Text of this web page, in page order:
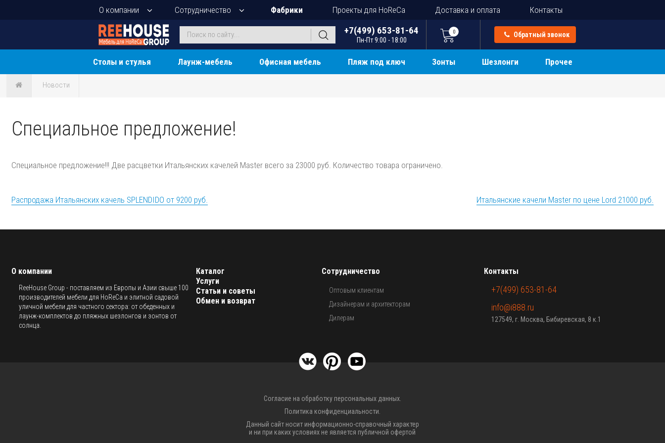
О компании Сотрудничество Фабрики Проекты для HoReCa Доставка и оплата Контакты
+7(499) 653-81-64
Пн-Пт 9:00 - 18:00
0 Обратный звонок
Столы и стулья Лаунж-мебель Офисная мебель Пляж под ключ Зонты Шезлонги Прочее
Новости
Специальное предложение!
Специальное предложение!!! Две расцветки Итальянских качелей Master всего за 23000 руб. Количество товара ограничено.
Распродажа Итальянских качель SPLENDIDO от 9200 руб. Итальянские качели Master по цене Lord 21000 руб.
О компании
ReeHouse Group - поставляем из Европы и Азии свыше 100
производителей мебели для HoReCa и элитной садовой
уличной мебели для частного сектора: от обеденных и
лаунж-комплектов до пляжных шезлонгов и зонтов от
солнца.
Каталог
Услуги
Статьи и советы
Обмен и возврат
Сотрудничество
Оптовым клиентам
Дизайнерам и архитекторам
Дилерам
Контакты
+7(499) 653-81-64
info@i888.ru
127549, г. Москва, Бибиревская, 8 к.1
Согласие на обработку персональных данных.
Политика конфиденциальности.
Данный сайт носит информационно-справочный характер
и ни при каких условиях не является публичной офертой